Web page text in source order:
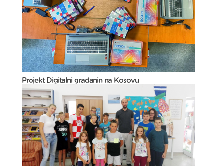
Projekt Digitalni građanin na Kosovu